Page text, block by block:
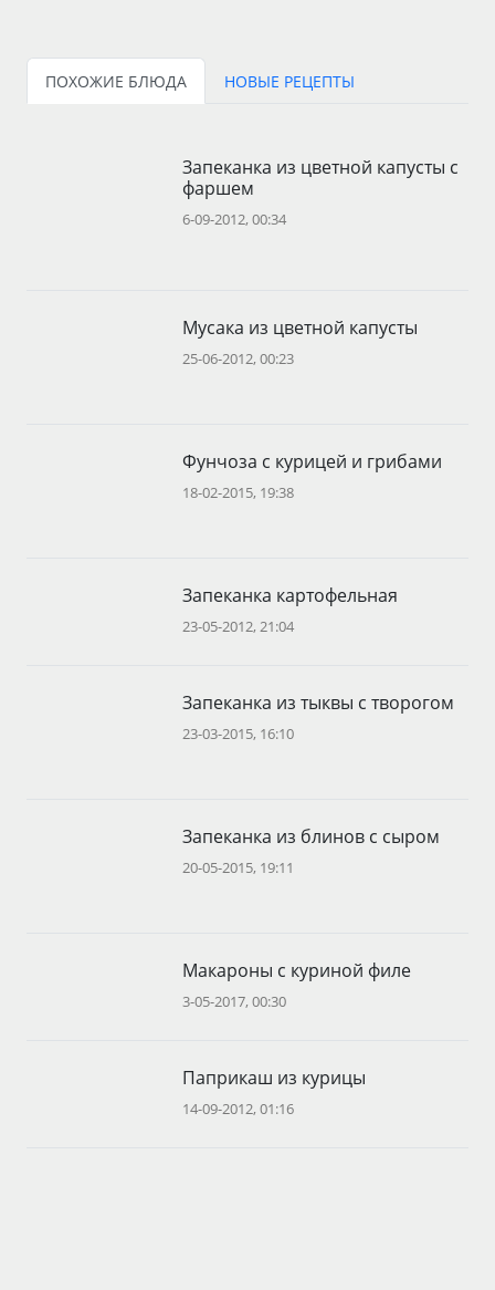
ПОХОЖИЕ БЛЮДА НОВЫЕ РЕЦЕПТЫ
Запеканка из цветной капусты с
фаршем
6-09-2012, 00:34
Мусака из цветной капусты
25-06-2012, 00:23
Фунчоза с курицей и грибами
18-02-2015, 19:38
Запеканка картофельная
23-05-2012, 21:04
Запеканка из тыквы с творогом
23-03-2015, 16:10
Запеканка из блинов с сыром
20-05-2015, 19:11
Макароны с куриной филе
3-05-2017, 00:30
Паприкаш из курицы
14-09-2012, 01:16